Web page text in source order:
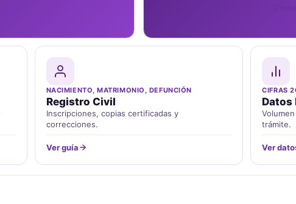
NACIMIENTO, MATRIMONIO, DEFUNCIÓN
Registro Civil
Inscripciones, copias certificadas y
correcciones.
Ver guía
CIFRAS
Datos
trámite.
Ver